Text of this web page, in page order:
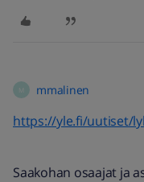
M mmalinen
https://yle.fi/uutiset/
Saakohan osaajat ja